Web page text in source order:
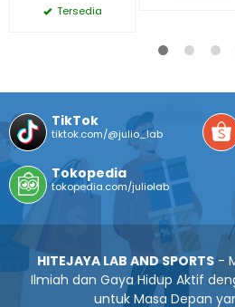
Tersedia
TikTok
tiktok.com/@julio_lab
Tokopedia
tokopedia.com/juliolab
HITEJAYA LAB AND SPORTS -
Ilmiah dan Gaya Hidup Aktif
untuk Masa Depan